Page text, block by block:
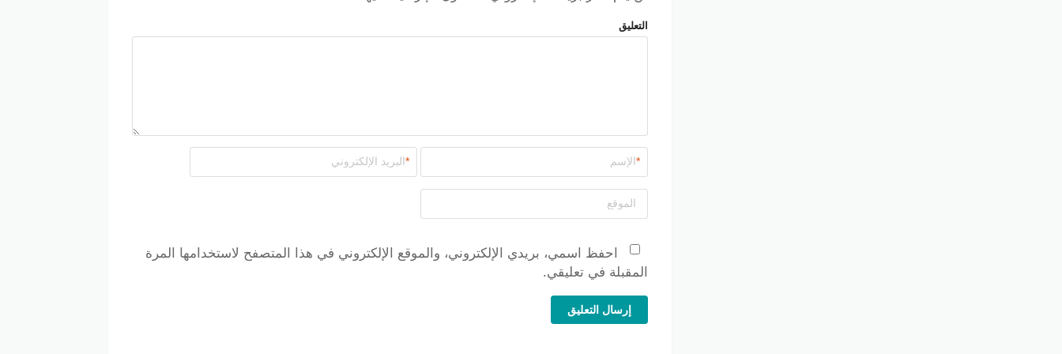
التعليق
*
*
احفظ اسمي، بريدي الإلكتروني، والموقع الإلكتروني في هذا المتصفح لاستخدامها المرة
المقبلة في تعليقي.
إرسال التعليق